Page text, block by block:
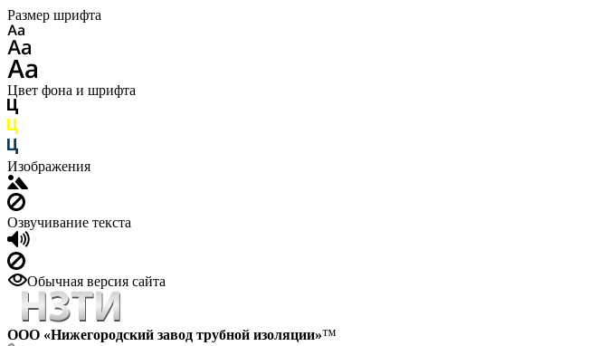
Размер шрифта
Цвет фона и шрифта
Изображения
Озвучивание текста
Обычная версия сайта
ООО «Нижегородский завод трубной изоляции»™